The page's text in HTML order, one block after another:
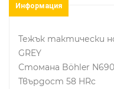
Информация
Тежък тактически
GREY
Стомана Böhler N690
Твърдост 58 HRc